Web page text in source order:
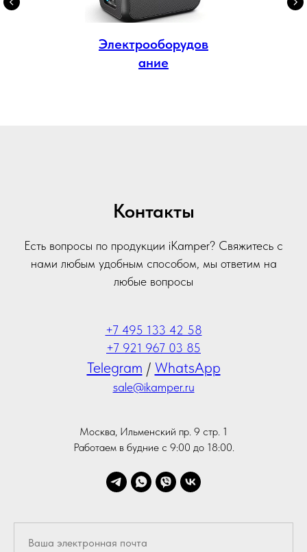
Электрооборудов
ание
Контакты
Есть вопросы по продукции iKamper? Свяжитесь с
нами любым удобным способом, мы ответим на
любые вопросы
+7 495 133 42 58
+7 921 967 03 85
Telegram / WhatsApp
sale@ikamper.ru
Москва, Ильменский пр. 9 стр. 1
Работаем в будние с 9:00 до 18:00.